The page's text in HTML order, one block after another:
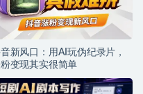
新风口：用AI玩伪纪录片，
变现其实很简单